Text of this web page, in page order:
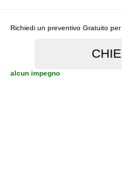
Richiedi un preventivo Gratuito per
alcun impegno